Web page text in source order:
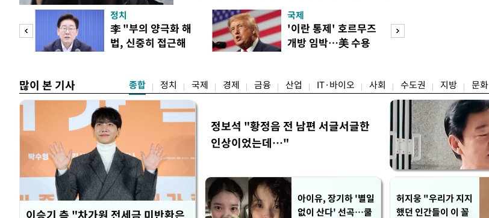
시15분 39.9도까지 치솟으며 40도 턱밑까지 육박했다. 기상
청에 따르면 이날 오후 4시5분 서울 낮최고기온은 종관기상
관측(ASOS) 기준 37.9도까지 올라 올여름 최고 기록을 경신
했다. 관측 이래 역대 5위에 해당하는 수치
정치
李 "부의 양극화 해
법, 신중히 접근해
국제
'이란 통제' 호르무즈
개방 임박…美 수용
많이 본 기사 종합 정치 국제 경제 금융 산업 IT·바이오 사회 수도권 지방 문화
이승기 측 "차가원 전세금 미반환은
정보석 "황정음 전 남편 서글서글한
인상이었는데…"
아이유, 장기하 '별일
없이 산다' 선곡…쿨
허지웅 "우리가 지지
했던 인간들이 이 꼴